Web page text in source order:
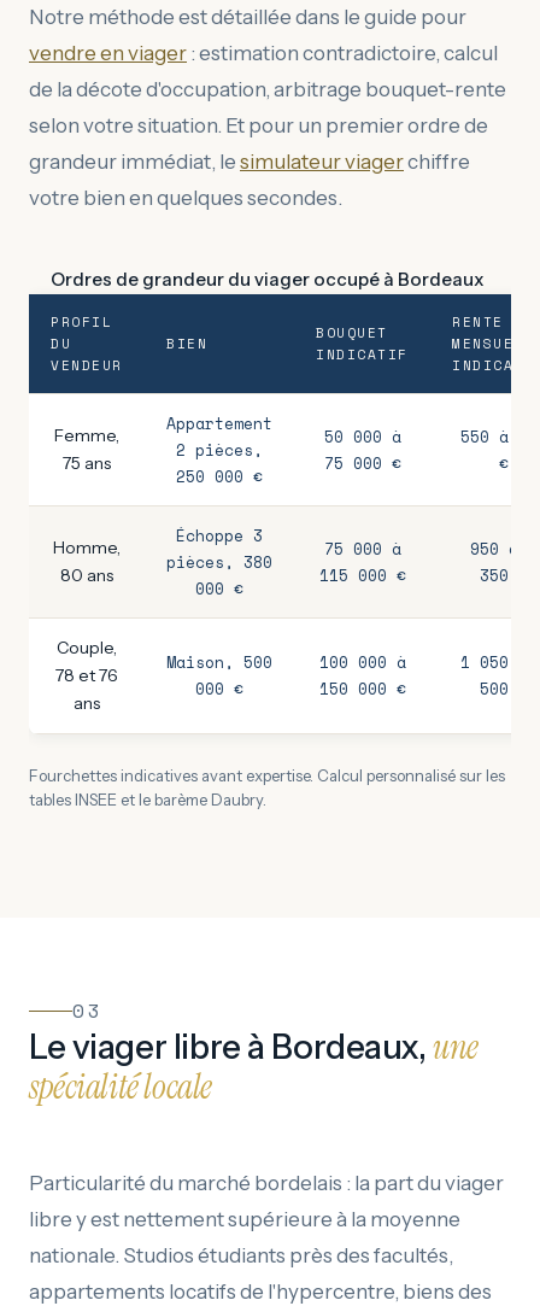
Notre méthode est détaillée dans le guide pour
vendre en viager : estimation contradictoire, calcul
de la décote d'occupation, arbitrage bouquet-rente
selon votre situation. Et pour un premier ordre de
grandeur immédiat, le simulateur viagerchiffre
votre bien en quelques secondes.
Ordres de grandeur du viager occupé à Bordeaux
PROFIL
DU
VENDEUR
BIEN
BOUQUET
INDICATIF
RENTE
Femme,
75 ans
Appartement
2 pièces,
250 000 €
50 000 à
75 000 €
550 à
€
Homme,
80 ans
Échoppe 3
pièces, 380
000 €
75 000 à
115 000 €
950 à 1
350 €
Couple,
78 et 76
ans
Maison, 500
000 €
100 000 à
150 000 €
1 050 à
500 €
Fourchettes indicatives avant expertise. Calcul personnalisé sur les
tables INSEE et le barème Daubry.
03
Le viager libre à Bordeaux,une
spécialité locale
Particularité du marché bordelais : la part du viager
libre y est nettement supérieure à la moyenne
nationale. Studios étudiants près des facultés,
appartements locatifs de l'hypercentre, biens des